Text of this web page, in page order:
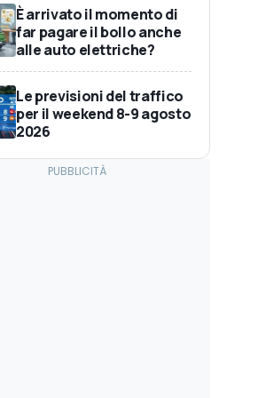
È arrivato il momento di
far pagare il bollo anche
alle auto elettriche?
Le previsioni del traffico
per il weekend 8-9 agosto
2026